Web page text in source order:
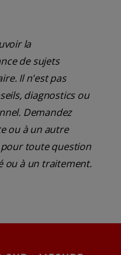
la
de sujets
Il n'est pas
diagnostics ou
Demandez
ou à un autre
toute question
ou à un traitement.